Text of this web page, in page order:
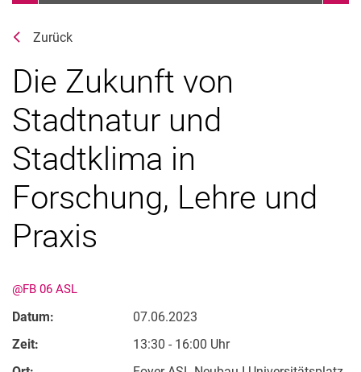
Kontakte
Zurück
Die Zukunft von
Stadtnatur und
Stadtklima in
Forschung, Lehre und
Praxis
@FB 06 ASL
Datum:
07.06.2023
Zeit:
13:30 - 16:00 Uhr